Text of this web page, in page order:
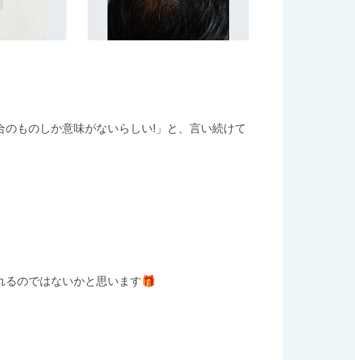
ものしか意味がないらしい!」と、言い続けて
るのではないかと思います🎁